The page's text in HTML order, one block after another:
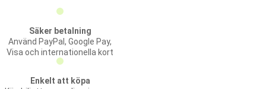
Säker betalning
Använd PayPal, Google Pay,
Visa och internationella kort
Enkelt att köpa